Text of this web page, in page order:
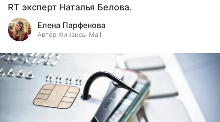
RT эксперт Наталья Белова.
Елена Парфенова
Автор Финансы Mail